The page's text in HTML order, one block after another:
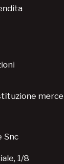
merce
Snc
1/8